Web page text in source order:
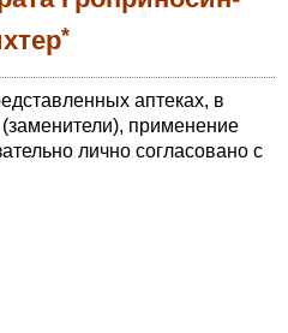
*
аптеках, в
применение
лично согласовано с